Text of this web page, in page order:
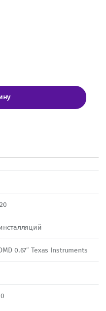
0.67″ Texas Instruments